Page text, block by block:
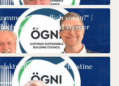
wir endlich voran?" |
und Werner
aktuell bewegt" | Christine